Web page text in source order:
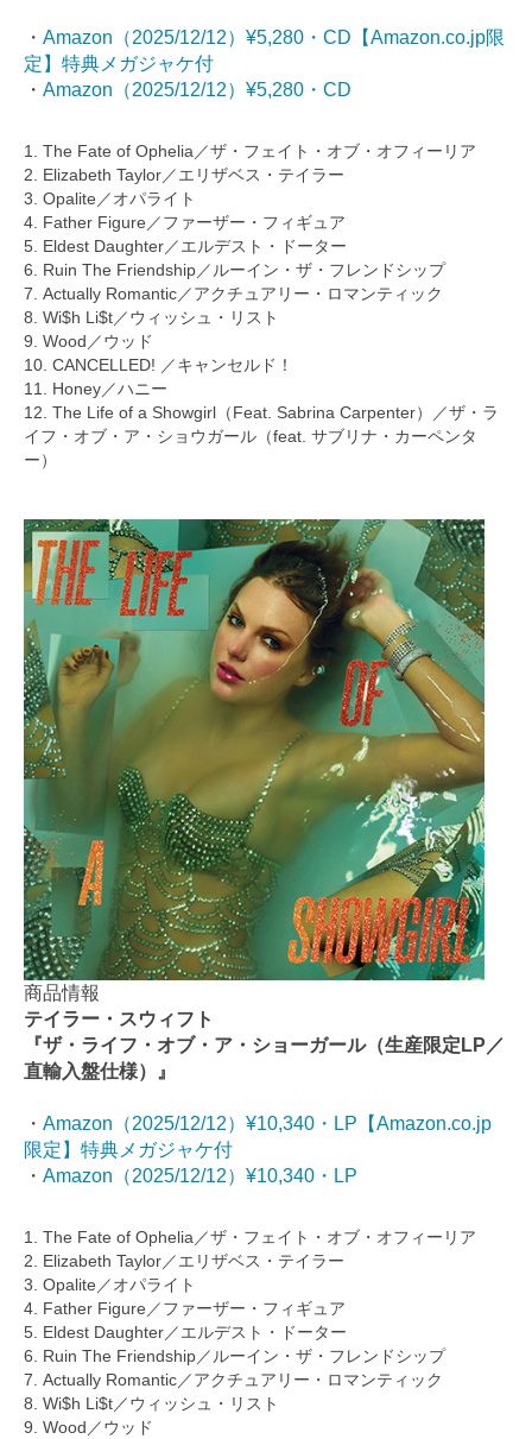
・ Amazon（2025/12/12）¥5,280・CD【Amazon.co.jp限
定】特典メガジャケ付
・ Amazon（2025/12/12）¥5,280・CD
1. The Fate of Ophelia／ザ・フェイト・オブ・オフィーリア
2. Elizabeth Taylor／エリザベス・テイラー
3. Opalite／オパライト
4. Father Figure／ファーザー・フィギュア
5. Eldest Daughter／エルデスト・ドーター
6. Ruin The Friendship／ルーイン・ザ・フレンドシップ
7. Actually Romantic／アクチュアリー・ロマンティック
8. Wi$h Li$t／ウィッシュ・リスト
9. Wood／ウッド
10. CANCELLED! ／キャンセルド！
11. Honey／ハニー
12. The Life of a Showgirl（Feat. Sabrina Carpenter）／ザ・ラ
イフ・オブ・ア・ショウガール（feat. サブリナ・カーペンタ
ー）
商品情報
テイラー・スウィフト
『ザ・ライフ・オブ・ア・ショーガール（生産限定LP／
直輸入盤仕様）』
・ Amazon（2025/12/12）¥10,340・LP【Amazon.co.jp
限定】特典メガジャケ付
・ Amazon（2025/12/12）¥10,340・LP
1. The Fate of Ophelia／ザ・フェイト・オブ・オフィーリア
2. Elizabeth Taylor／エリザベス・テイラー
3. Opalite／オパライト
4. Father Figure／ファーザー・フィギュア
5. Eldest Daughter／エルデスト・ドーター
6. Ruin The Friendship／ルーイン・ザ・フレンドシップ
7. Actually Romantic／アクチュアリー・ロマンティック
8. Wi$h Li$t／ウィッシュ・リスト
9. Wood／ウッド